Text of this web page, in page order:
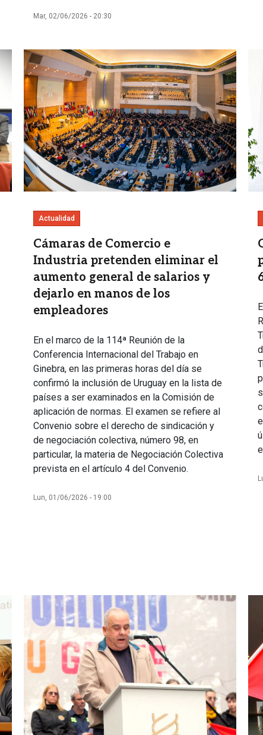
Mar, 02/06/2026 - 20:30
Imagen
Actualidad
Cámaras de Comercio e
Industria pretenden eliminar el
aumento general de salarios y
dejarlo en manos de los
empleadores
En el marco de la 114ª Reunión de la
Conferencia Internacional del Trabajo en
Ginebra, en las primeras horas del día se
confirmó la inclusión de Uruguay en la lista de
países a ser examinados en la Comisión de
aplicación de normas. El examen se refiere al
Convenio sobre el derecho de sindicación y
de negociación colectiva, número 98, en
particular, la materia de Negociación Colectiva
prevista en el artículo 4 del Convenio.
Lun, 01/06/2026 - 19:00
Imagen